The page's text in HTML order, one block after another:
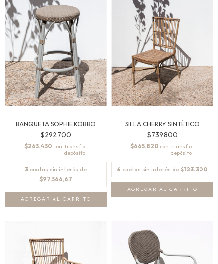
BANQUETA SOPHIE KOBBO
$292.700
$263.430 con
3 cuotas sin interés de
$97.566,67
SILLA CHERRY SINTÉTICO
$739.800
$665.820 con
6 cuotas sin interés de $123.300